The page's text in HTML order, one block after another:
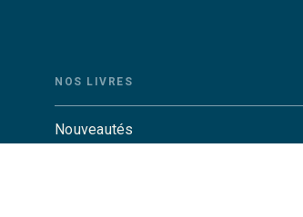
NOS LIVRES
Nouveautés